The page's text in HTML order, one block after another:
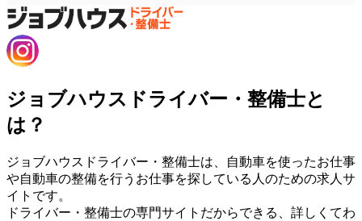
ジョブハウスドライバー・整備士と
は？
ジョブハウスドライバー・整備士は、自動車を使ったお仕事
や自動車の整備を行うお仕事を探している人のための求人サ
イトです。
ドライバー・整備士の専門サイトだからできる、詳しくてわ